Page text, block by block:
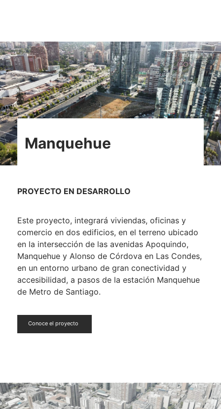
Manquehue
PROYECTO EN DESARROLLO
Este proyecto, integrará viviendas, oficinas y
comercio en dos edificios, en el terreno ubicado
en la intersección de las avenidas Apoquindo,
Manquehue y Alonso de Córdova en Las Condes,
en un entorno urbano de gran conectividad y
accesibilidad, a pasos de la estación Manquehue
de Metro de Santiago.
Conoce el proyecto